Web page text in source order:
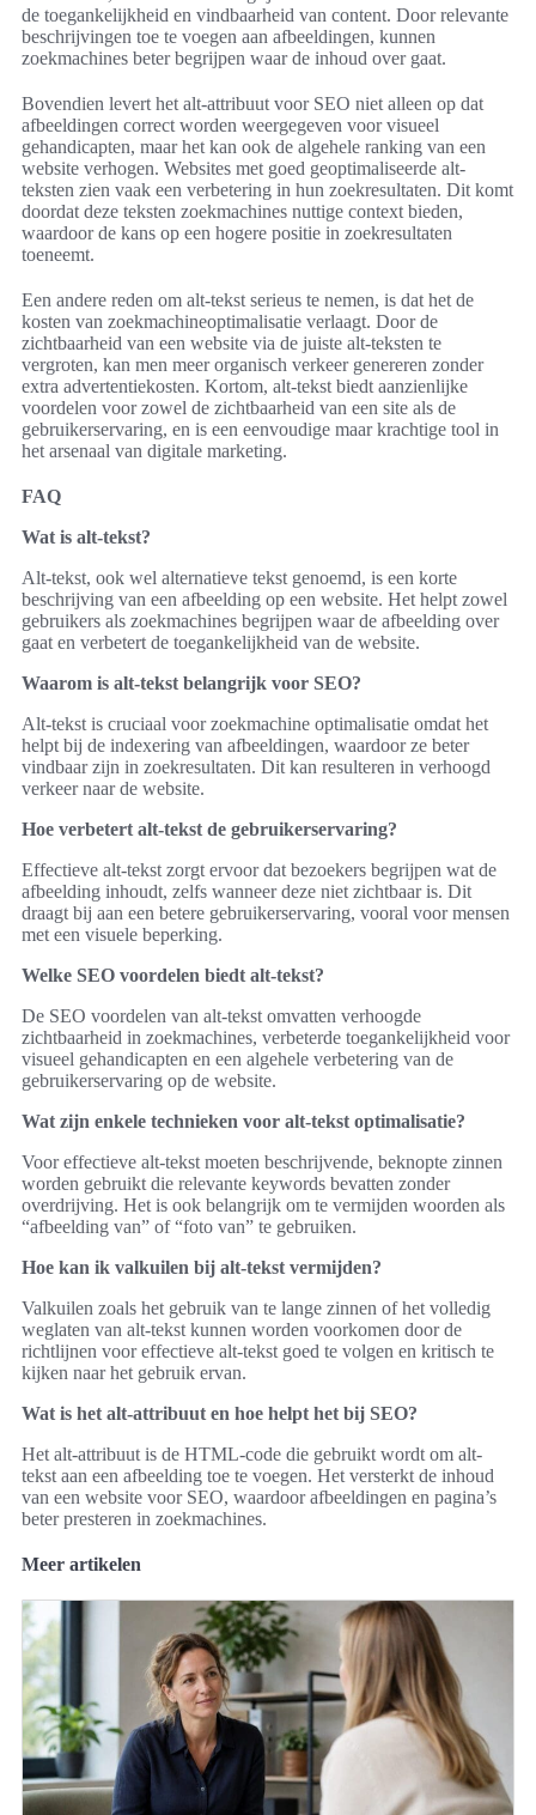
de toegankelijkheid en vindbaarheid van content. Door relevante
beschrijvingen toe te voegen aan afbeeldingen, kunnen
zoekmachines beter begrijpen waar de inhoud over gaat.
Bovendien levert het alt-attribuut voor SEO niet alleen op dat
afbeeldingen correct worden weergegeven voor visueel
gehandicapten, maar het kan ook de algehele ranking van een
website verhogen. Websites met goed geoptimaliseerde alt-
teksten zien vaak een verbetering in hun zoekresultaten. Dit komt
doordat deze teksten zoekmachines nuttige context bieden,
waardoor de kans op een hogere positie in zoekresultaten
toeneemt.
Een andere reden om alt-tekst serieus te nemen, is dat het de
kosten van zoekmachineoptimalisatie verlaagt. Door de
zichtbaarheid van een website via de juiste alt-teksten te
vergroten, kan men meer organisch verkeer genereren zonder
extra advertentiekosten. Kortom, alt-tekst biedt aanzienlijke
voordelen voor zowel de zichtbaarheid van een site als de
gebruikerservaring, en is een eenvoudige maar krachtige tool in
het arsenaal van digitale marketing.
FAQ
Wat is alt-tekst?
Alt-tekst, ook wel alternatieve tekst genoemd, is een korte
beschrijving van een afbeelding op een website. Het helpt zowel
gebruikers als zoekmachines begrijpen waar de afbeelding over
gaat en verbetert de toegankelijkheid van de website.
Waarom is alt-tekst belangrijk voor SEO?
Alt-tekst is cruciaal voor zoekmachine optimalisatie omdat het
helpt bij de indexering van afbeeldingen, waardoor ze beter
vindbaar zijn in zoekresultaten. Dit kan resulteren in verhoogd
verkeer naar de website.
Hoe verbetert alt-tekst de gebruikerservaring?
Effectieve alt-tekst zorgt ervoor dat bezoekers begrijpen wat de
afbeelding inhoudt, zelfs wanneer deze niet zichtbaar is. Dit
draagt bij aan een betere gebruikerservaring, vooral voor mensen
met een visuele beperking.
Welke SEO voordelen biedt alt-tekst?
De SEO voordelen van alt-tekst omvatten verhoogde
zichtbaarheid in zoekmachines, verbeterde toegankelijkheid voor
visueel gehandicapten en een algehele verbetering van de
gebruikerservaring op de website.
Wat zijn enkele technieken voor alt-tekst optimalisatie?
Voor effectieve alt-tekst moeten beschrijvende, beknopte zinnen
worden gebruikt die relevante keywords bevatten zonder
overdrijving. Het is ook belangrijk om te vermijden woorden als
“afbeelding van” of “foto van” te gebruiken.
Hoe kan ik valkuilen bij alt-tekst vermijden?
Valkuilen zoals het gebruik van te lange zinnen of het volledig
weglaten van alt-tekst kunnen worden voorkomen door de
richtlijnen voor effectieve alt-tekst goed te volgen en kritisch te
kijken naar het gebruik ervan.
Wat is het alt-attribuut en hoe helpt het bij SEO?
Het alt-attribuut is de HTML-code die gebruikt wordt om alt-
tekst aan een afbeelding toe te voegen. Het versterkt de inhoud
van een website voor SEO, waardoor afbeeldingen en pagina’s
beter presteren in zoekmachines.
Meer artikelen